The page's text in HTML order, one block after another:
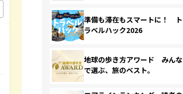
準備も滞在もスマートに！ ト
ラベルハック2026
地球の歩き方アワード みんな
で選ぶ、旅のベスト。